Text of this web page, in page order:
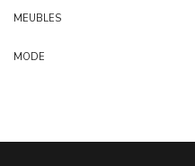
MEUBLES
MODE